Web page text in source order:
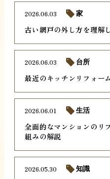
古い網戸の外し方を理解
2026.06.03 家
最近のキッチンリフォー
2026.06.03 台所
全面的なマンションのリ
組みの解説
2026.06.01 生活
2026.05.30 知識